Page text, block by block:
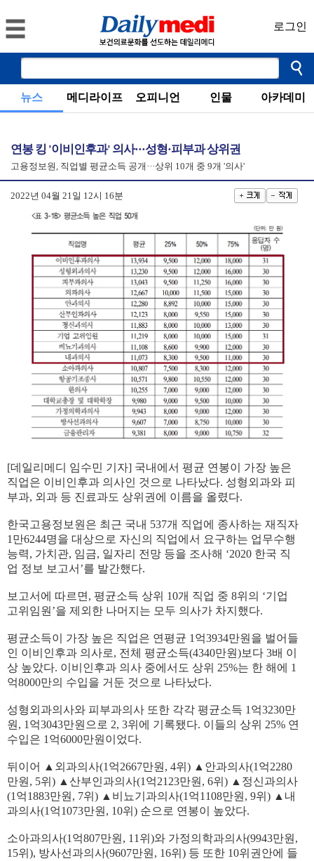
로그인
뉴스 메디라이프 오피니언 인물 아카데미
연봉 킹 '이비인후과' 의사···성형·피부과 상위권
고용정보원, 직업별 평균소득 공개···상위 10개 중 9개 '의사'
2022년 04월 21일 12시 16분
[데일리메디 임수민 기자] 국내에서 평균 연봉이 가장 높은
직업은 이비인후과 의사인 것으로 나타났다. 성형외과와 피
부과, 외과 등 진료과도 상위권에 이름을 올렸다.
한국고용정보원은 최근 국내 537개 직업에 종사하는 재직자
1만6244명을 대상으로 자신의 직업에서 요구하는 업무수행
능력, 가치관, 임금, 일자리 전망 등을 조사해 ‘2020 한국 직
업 정보 보고서’를 발간했다.
보고서에 따르면, 평균소득 상위 10개 직업 중 8위의 ‘기업
고위임원’을 제외한 나머지는 모두 의사가 차지했다.
평균소득이 가장 높은 직업은 연평균 1억3934만원을 벌어들
인 이비인후과 의사로, 전체 평균소득(4340만원)보다 3배 이
상 높았다. 이비인후과 의사 중에서도 상위 25%는 한 해에 1
억8000만의 수입을 거둔 것으로 나타났다.
성형외과의사와 피부과의사 또한 각각 평균소득 1억3230만
원, 1억3043만원으로 2, 3위에 기록됐다. 이들의 상위 25% 연
수입은 1억6000만원이었다.
뒤이어 ▲외과의사(1억2667만원, 4위) ▲안과의사(1억2280
만원, 5위) ▲산부인과의사(1억2123만원, 6위) ▲정신과의사
(1억1883만원, 7위) ▲비뇨기과의사(1억1108만원, 9위) ▲내
과의사(1억1073만원, 10위) 순으로 연봉이 높았다.
소아과의사(1억807만원, 11위)와 가정의학과의사(9943만원,
15위), 방사선과의사(9607만원, 16위) 등 또한 10위권안에 들